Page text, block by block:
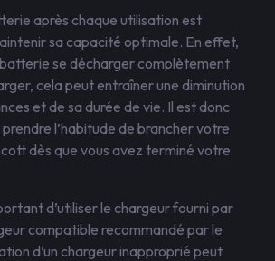
après chaque utilisation est
sa capacité optimale. En effet,
batterie se décharger complètement
cela peut entraîner une diminution
et de sa durée de vie. Il est donc
l’habitude de brancher votre
dès que vous avez terminé votre
d’utiliser le chargeur fourni par
compatible recommandé par le
d’un chargeur inapproprié peut